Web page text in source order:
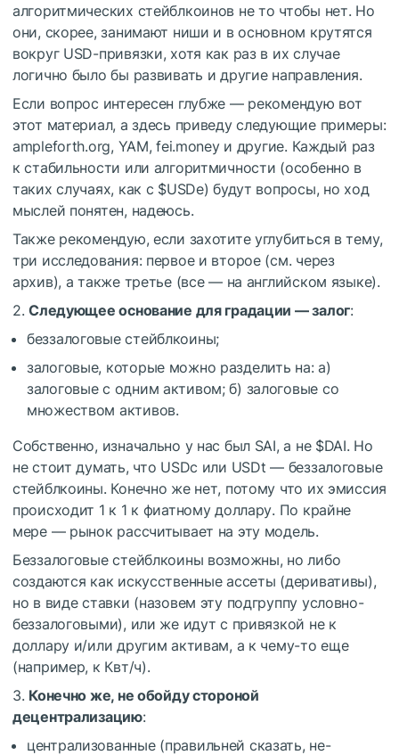
алгоритмических стейблкоинов не то чтобы нет. Но
они, скорее, занимают ниши и в основном крутятся
вокруг USD-привязки, хотя как раз в их случае
логично было бы развивать и другие направления.
Если вопрос интересен глубже — рекомендую вот
этот материал, а здесь приведу следующие примеры:
ampleforth.org, YAM, fei.money и другие. Каждый раз
к стабильности или алгоритмичности (особенно в
таких случаях, как с $USDe) будут вопросы, но ход
мыслей понятен, надеюсь.
Также рекомендую, если захотите углубиться в тему,
три исследования: первое и второе (см. через
архив), а также третье (все — на английском языке).
2.Следующее основание для градации — залог:
беззалоговые стейблкоины;
залоговые, которые можно разделить на: а)
залоговые с одним активом; б) залоговые со
множеством активов.
Собственно, изначально у нас был SAI, а не $DAI. Но
не стоит думать, что USDc или USDt — беззалоговые
стейблкоины. Конечно же нет, потому что их эмиссия
происходит 1 к 1 к фиатному доллару. По крайне
мере — рынок рассчитывает на эту модель.
Беззалоговые стейблкоины возможны, но либо
создаются как искусственные ассеты (деривативы),
но в виде ставки (назовем эту подгруппу условно-
беззалоговыми), или же идут с привязкой не к
доллару и/или другим активам, а к чему-то еще
(например, к Квт/ч).
3. Конечно же, не обойду стороной
децентрализацию:
централизованные (правильней сказать, не-